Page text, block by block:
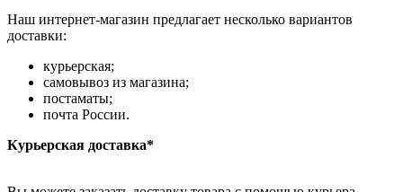
Наш интернет-магазин предлагает несколько вариантов
доставки:
курьерская;
самовывоз из магазина;
постаматы;
почта России.
Курьерская доставка*